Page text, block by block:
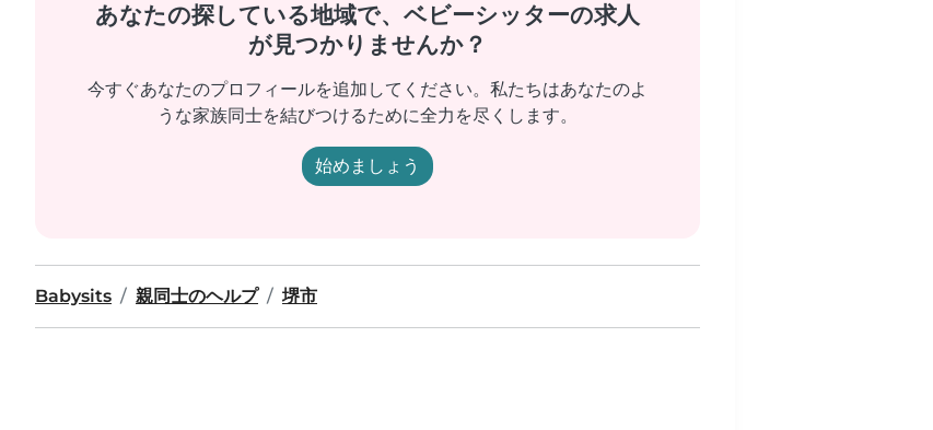
あなたの探している地域で、ベビーシッターの求人
が見つかりませんか？
今すぐあなたのプロフィールを追加してください。私たちはあなたのよ
うな家族同士を結びつけるために全力を尽くします。
始めましょう
Babysits 親同士のヘルプ 堺市